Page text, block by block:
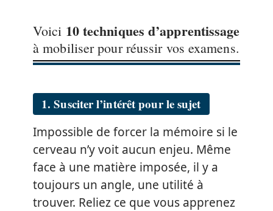
Voici 10 techniques d’apprentissage
à mobiliser pour réussir vos examens.
1. Susciter l’intérêt pour le sujet
Impossible de forcer la mémoire si le
cerveau n’y voit aucun enjeu. Même
face à une matière imposée, il y a
toujours un angle, une utilité à
trouver. Reliez ce que vous apprenez